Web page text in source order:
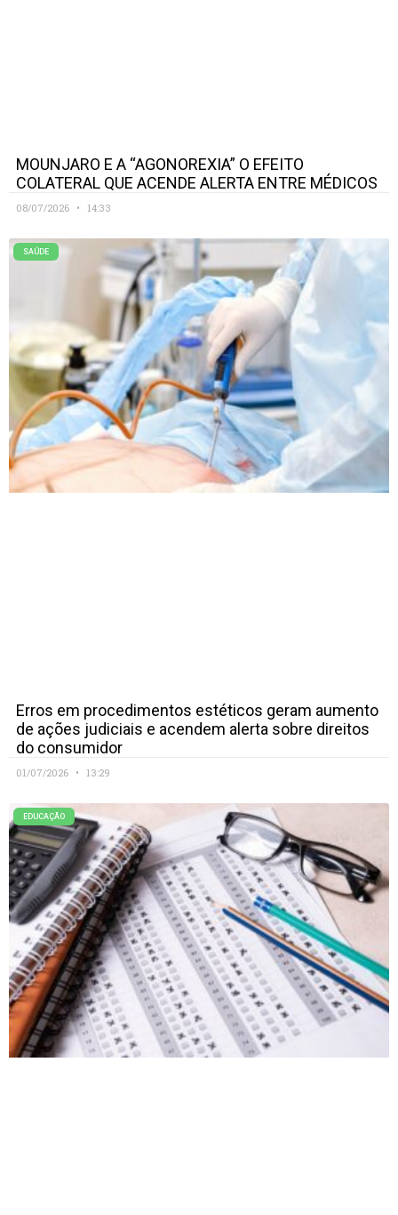
MOUNJARO E A “AGONOREXIA” O EFEITO
COLATERAL QUE ACENDE ALERTA ENTRE MÉDICOS
08/07/2026 14:33
SAÚDE
Erros em procedimentos estéticos geram aumento
de ações judiciais e acendem alerta sobre direitos
do consumidor
01/07/2026 13:29
EDUCAÇÃO